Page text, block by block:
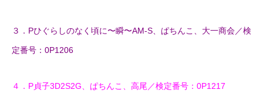
３．Pひぐらしのなく頃に〜瞬〜AM-S、ぱちんこ、大一商会／検
定番号：0P1206
４．P貞子3D2S2G、ぱちんこ、高尾／検定番号：0P1217